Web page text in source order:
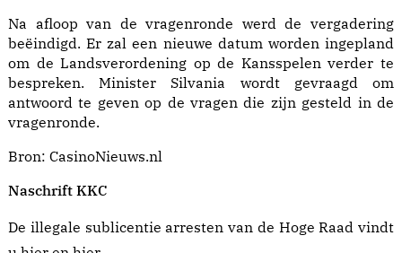
Na afloop van de vragenronde werd de vergadering
beëindigd. Er zal een nieuwe datum worden ingepland
om de Landsverordening op de Kansspelen verder te
bespreken. Minister Silvania wordt gevraagd om
antwoord te geven op de vragen die zijn gesteld in de
vragenronde.
Bron: CasinoNieuws.nl
Naschrift KKC
De illegale sublicentie arresten van de Hoge Raad vindt